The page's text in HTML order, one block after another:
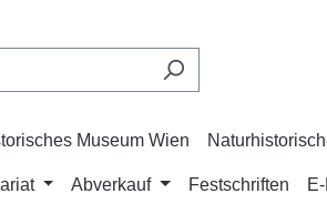
Museum Wien
Abverkauf Festschriften